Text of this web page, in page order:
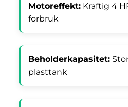
Motoreffekt:Kraftig 4
forbruk
Beholderkapasitet:
plasttank